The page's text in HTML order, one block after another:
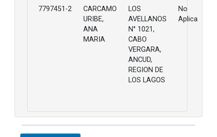
7797451-2
CARCAMO
URIBE,
ANA
MARIA
LOS
AVELLANOS
N° 1021,
CABO
VERGARA,
ANCUD,
REGION DE
LOS LAGOS
No
Aplica